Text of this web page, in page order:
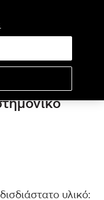
συναντάει
υλικό: